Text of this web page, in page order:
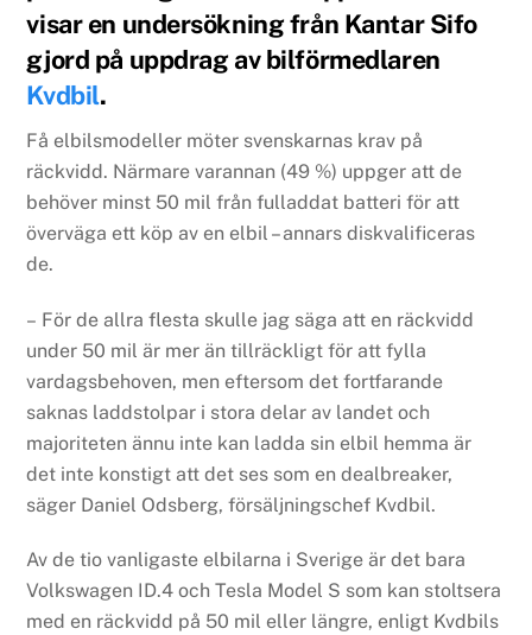
visar en undersökning från Kantar Sifo
gjord på uppdrag av bilförmedlaren
Kvdbil.
Få elbilsmodeller möter svenskarnas krav på
räckvidd. Närmare varannan (49 %) uppger att de
behöver minst 50 mil från fulladdat batteri för att
överväga ett köp av en elbil – annars diskvalificeras
de.
– För de allra flesta skulle jag säga att en räckvidd
under 50 mil är mer än tillräckligt för att fylla
vardagsbehoven, men eftersom det fortfarande
saknas laddstolpar i stora delar av landet och
majoriteten ännu inte kan ladda sin elbil hemma är
det inte konstigt att det ses som en dealbreaker,
säger Daniel Odsberg, försäljningschef Kvdbil.
Av de tio vanligaste elbilarna i Sverige är det bara
Volkswagen ID.4 och Tesla Model S som kan stoltsera
med en räckvidd på 50 mil eller längre, enligt Kvdbils